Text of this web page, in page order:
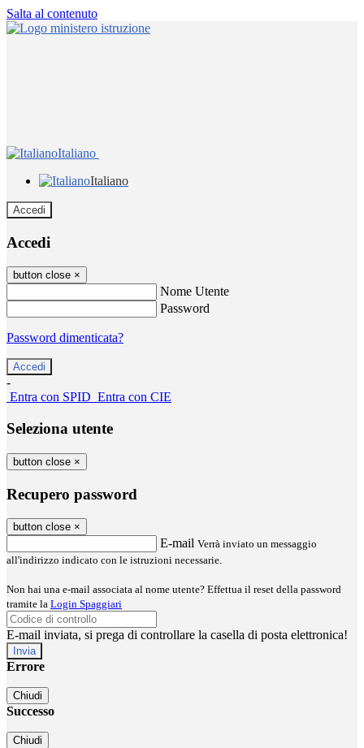
Salta al contenuto
Italiano
Italiano
Accedi
Accedi
button close ×
Nome Utente
Password
Password dimenticata?
-
Entra con SPID Entra con CIE
Seleziona utente
button close ×
Recupero password
button close ×
E-mail Verrà inviato un messaggio
all'indirizzo indicato con le istruzioni necessarie.
Non hai una e-mail associata al nome utente? Effettua il reset della password
tramite la Login Spaggiari
E-mail inviata, si prega di controllare la casella di posta elettronica!
Errore
Chiudi
Successo
Chiudi